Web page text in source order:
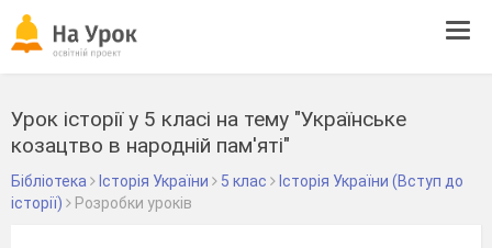
Урок історії у 5 класі на тему "Українське
козацтво в народній пам'яті"
Бібліотека Історія України 5 клас
Історія України (Вступ до
історії)
Розробки уроків